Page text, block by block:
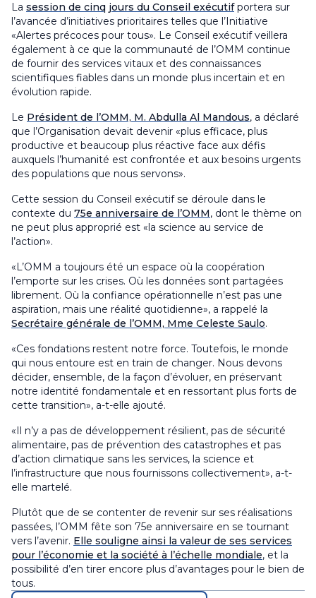
La session de cinq jours du Conseil exécutifportera sur
l’avancée d’initiatives prioritaires telles que l’Initiative
«Alertes précoces pour tous». Le Conseil exécutif veillera
également à ce que la communauté de l’OMM continue
de fournir des services vitaux et des connaissances
scientifiques fiables dans un monde plus incertain et en
évolution rapide.
Le Président de l’OMM, M. Abdulla Al Mandous, a déclaré
que l’Organisation devait devenir «plus efficace, plus
productive et beaucoup plus réactive face aux défis
auxquels l’humanité est confrontée et aux besoins urgents
des populations que nous servons».
Cette session du Conseil exécutif se déroule dans le
contexte du 75e anniversaire de l’OMM, dont le thème on
ne peut plus approprié est «la science au service de
l’action».
«L’OMM a toujours été un espace où la coopération
l’emporte sur les crises. Où les données sont partagées
librement. Où la confiance opérationnelle n’est pas une
aspiration, mais une réalité quotidienne», a rappelé la
Secrétaire générale de l’OMM, Mme Celeste Saulo.
«Ces fondations restent notre force. Toutefois, le monde
qui nous entoure est en train de changer. Nous devons
décider, ensemble, de la façon d’évoluer, en préservant
notre identité fondamentale et en ressortant plus forts de
cette transition», a-t-elle ajouté.
«Il n’y a pas de développement résilient, pas de sécurité
alimentaire, pas de prévention des catastrophes et pas
d’action climatique sans les services, la science et
l’infrastructure que nous fournissons collectivement», a-t-
elle martelé.
Plutôt que de se contenter de revenir sur ses réalisations
passées, l’OMM fête son 75e anniversaire en se tournant
vers l’avenir. Elle souligne ainsi la valeur de ses services
pour l’économie et la société à l’échelle mondiale, et la
possibilité d’en tirer encore plus d’avantages pour le bien de
tous.